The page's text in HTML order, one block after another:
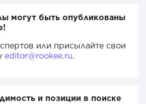
могут быть опубликованы
или присылайте свои
editor@rookee.ru.
и позиции в поиске